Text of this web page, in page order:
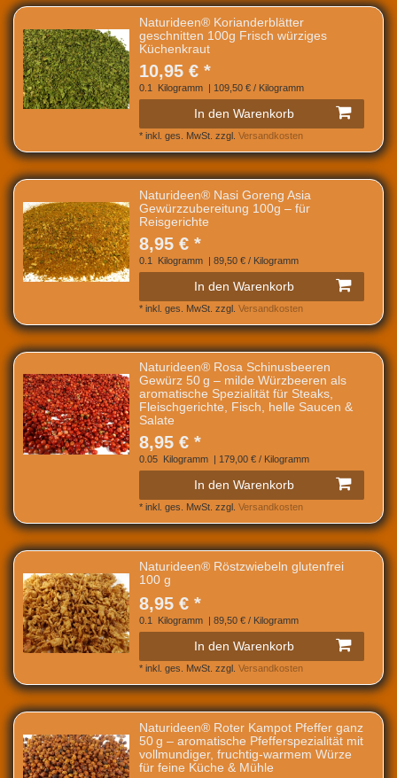
Naturideen® Korianderblätter
geschnitten 100g Frisch würziges
Küchenkraut
10,95 € *
0.1 Kilogramm | 109,50 € / Kilogramm
In den Warenkorb
* inkl. ges. MwSt. zzgl. Versandkosten
Naturideen® Nasi Goreng Asia
Gewürzzubereitung 100g – für
Reisgerichte
8,95 € *
0.1 Kilogramm | 89,50 € / Kilogramm
In den Warenkorb
* inkl. ges. MwSt. zzgl. Versandkosten
Naturideen® Rosa Schinusbeeren
Gewürz 50 g – milde Würzbeeren als
aromatische Spezialität für Steaks,
Fleischgerichte, Fisch, helle Saucen &
Salate
8,95 € *
0.05 Kilogramm | 179,00 € / Kilogramm
In den Warenkorb
* inkl. ges. MwSt. zzgl. Versandkosten
Naturideen® Röstzwiebeln glutenfrei
100 g
8,95 € *
0.1 Kilogramm | 89,50 € / Kilogramm
In den Warenkorb
* inkl. ges. MwSt. zzgl. Versandkosten
Naturideen® Roter Kampot Pfeffer ganz
50 g – aromatische Pfefferspezialität mit
vollmundiger, fruchtig‑warmem Würze
für feine Küche & Mühle